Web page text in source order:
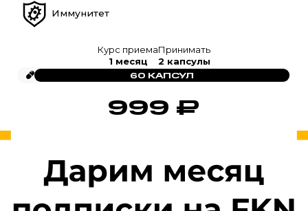
Иммунитет
Курс приема
1 месяц
Принимать
2 капсулы
60 КАПСУЛ
999 ₽